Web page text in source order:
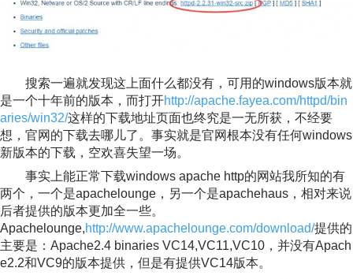
搜索一遍就发现这上面什么都没有，可用的windows版本就
是一个十年前的版本，而打开http://apache.fayea.com/httpd/bin
aries/win32/这样的下载地址页面也终究是一无所获，不经要
想，官网的下载去哪儿了。事实就是官网根本没有任何windows
新版本的下载，空欢喜失望一场。
事实上能正常下载windows apache http的网站我所知的有
两个，一个是apachelounge，另一个是apachehaus，相对来说
后者提供的版本更加全一些。
Apachelounge,http://www.apachelounge.com/download/提供的
主要是：Apache2.4 binaries VC14,VC11,VC10，并没有Apach
e2.2和VC9的版本提供，但是有提供VC14版本。